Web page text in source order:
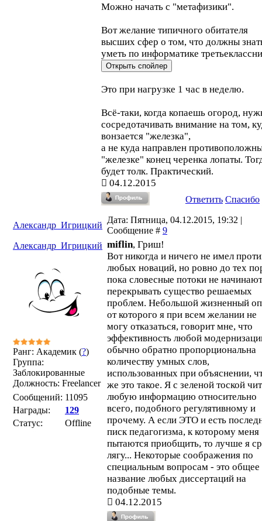
Можно начать с "метафизики".
Вот желание типичного обитателя
высших сфер о том, что должны
уметь по информатике
Это при нагрузке 1 час в неделю.
Всё-таки, когда копаешь огород,
сосредотачивать внимание на том,
вонзается "железка",
а не куда направлен
"железке" конец черенка лопаты.
будет толк. Практический.
04.12.2015
Ответить Спасибо
Александр_Игрицкий
Дата: Пятница, 04.12.2015, 19:32 |
Сообщение # 9
Александр_Игрицкий
Ранг: Академик (?)
Группа:
Заблокированные
Должность: Freelancer
Сообщений: 11095
Награды:
129
Статус:
Offline
miflin, Гриш!
Вот никогда и ничего не имел
любых новаций, но ровно до тех
пока словесные потоки не начинают
перекрывать существо решаемых
проблем. Небольшой жизненный
от которого я при всем желании не
могу отказаться, говорит мне, что
эффективность любой
обычно обратно пропорциональна
количеству умных слов,
использованных при объяснении,
же это такое. Я с зеленой тоской
любую информацию относительно
всего, подобного регулятивному и
прочему. А если ЭТО и есть
писк педагогизма, к которому меня
пытаются приобщить, то лучше я
лягу... Некоторые соображения по
специальным вопросам - это общее
название любых диссертаций на
подобные темы.
04.12.2015